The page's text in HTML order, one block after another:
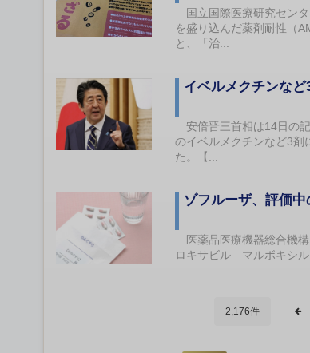
国立国際医療研究セン
を盛り込んだ薬剤耐性（
と、「治...
イベルメクチンな
安倍晋三首相は14日の
のイベルメクチンなど3剤
た。【...
ゾフルーザ、評価
医薬品医療機器総合機構
ロキサビル マルボキシル
2,176件